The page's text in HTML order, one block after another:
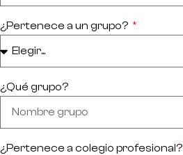
¿Pertenece a un grupo?
¿Qué grupo?
¿Pertenece a colegio profesional?